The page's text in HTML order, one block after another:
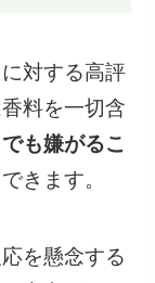
対する高評
料を一切含
も嫌がるこ
きます。
を懸念する